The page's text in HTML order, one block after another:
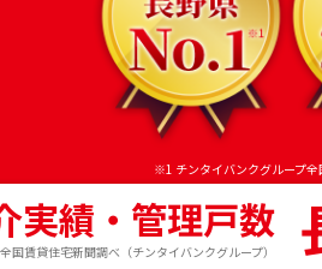
※1 チンタイバンクグループ
実績・管理戸数
貸住宅新聞調べ（チンタイバンクグループ）